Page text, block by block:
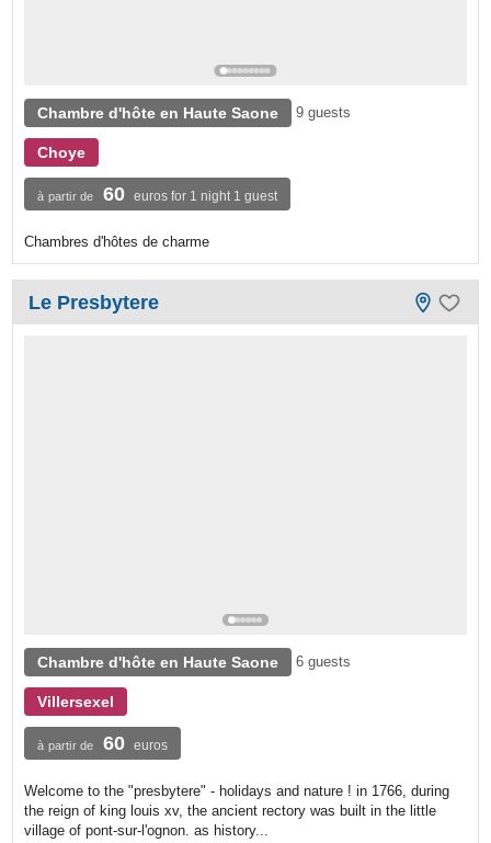
Chambre d'hôte en Haute Saone 9 guests
Choye
à partir de 60 euros for 1 night 1 guest
Chambres d'hôtes de charme
Le Presbytere
Chambre d'hôte en Haute Saone 6 guests
Villersexel
à partir de 60 euros
Welcome to the "presbytere" - holidays and nature ! in 1766, during
the reign of king louis xv, the ancient rectory was built in the little
village of pont-sur-l'ognon. as history...